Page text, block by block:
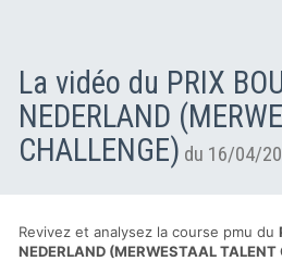
La vidéo du PRIX
NEDERLAND
CHALLENGE) du 16/04/
Revivez et analysez la course pmu du
NEDERLAND (MERWESTAAL TALENT